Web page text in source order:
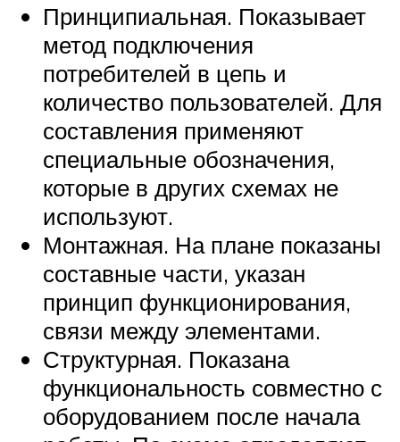
Принципиальная. Показывает
метод подключения
потребителей в цепь и
количество пользователей. Для
составления применяют
специальные обозначения,
которые в других схемах не
используют.
Монтажная. На плане показаны
составные части, указан
принцип функционирования,
связи между элементами.
Структурная. Показана
функциональность совместно с
оборудованием после начала